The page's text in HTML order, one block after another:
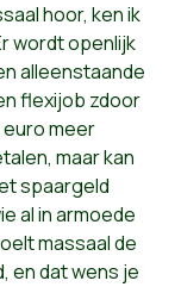
hoor, ken ik
wordt openlijk
alleenstaande
flexijob zdoor
meer
maar kan
spaargeld
al in armoede
massaal de
en dat wens je